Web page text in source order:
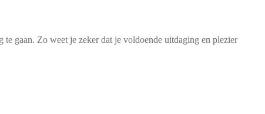
gaan. Zo weet je zeker dat je voldoende uitdaging en plezier